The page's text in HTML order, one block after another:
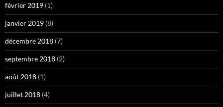
février 2019 (1)
janvier 2019 (8)
décembre 2018 (7)
septembre 2018 (2)
août 2018 (1)
juillet 2018 (4)